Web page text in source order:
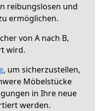
reibungslosen und
ermöglichen.
von A nach B,
wird.
, um sicherzustellen,
Möbelstücke
in Ihre neue
werden.